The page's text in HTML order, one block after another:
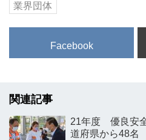
業界団体
Facebook
関連記事
21年度 優良安
道府県から48名